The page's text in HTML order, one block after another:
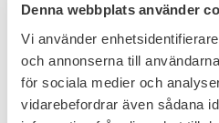
Denna webbplats använder
Vi använder
och annonserna till
för sociala medier och
vidarebefordrar även sådana